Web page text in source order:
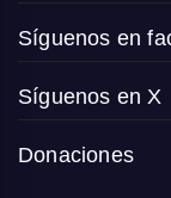
Síguenos en
Síguenos en X
Donaciones